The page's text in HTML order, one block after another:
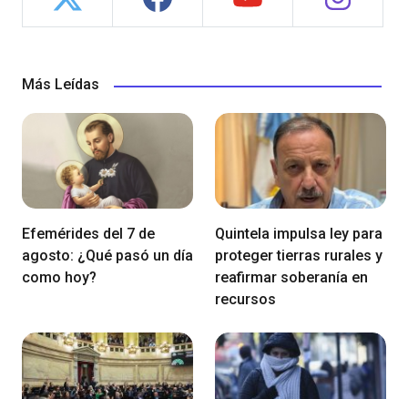
Más Leídas
Efemérides del 7 de
agosto: ¿Qué pasó un día
como hoy?
Quintela impulsa ley para
proteger tierras rurales y
reafirmar soberanía en
recursos